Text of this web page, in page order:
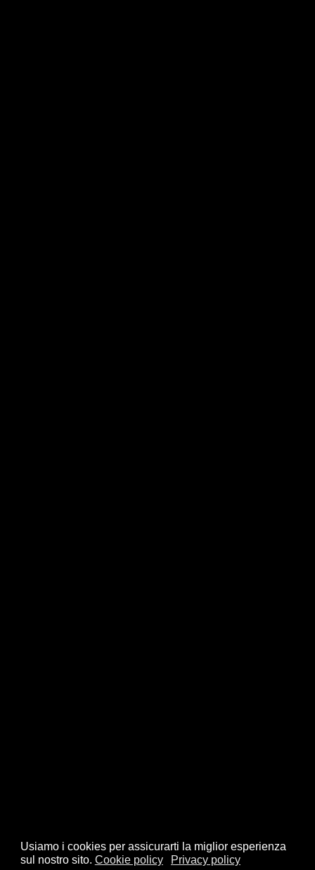
Usiamo i cookies per assicurarti la miglior esperienza
sul nostro sito. Cookie policy Privacy policy